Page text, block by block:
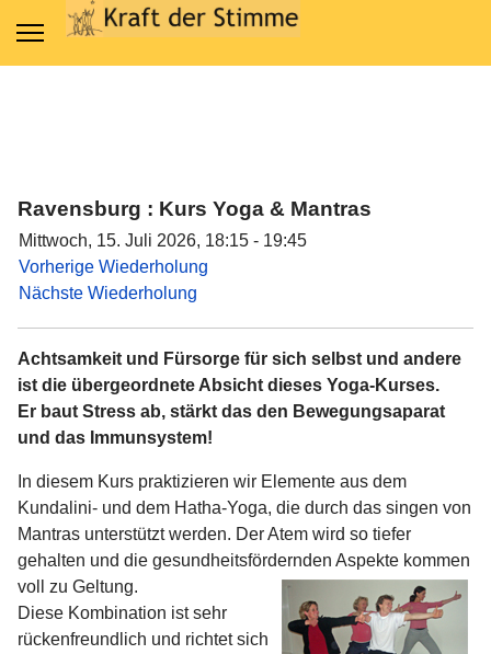
Ravensburg : Kurs Yoga & Mantras
Mittwoch, 15. Juli 2026, 18:15 - 19:45
Vorherige Wiederholung
Nächste Wiederholung
Achtsamkeit und Fürsorge für sich selbst und andere
ist die übergeordnete Absicht dieses Yoga-Kurses.
Er baut Stress ab, stärkt das den Bewegungsaparat
und das Immunsystem!
In diesem Kurs praktizieren wir Elemente aus dem
Kundalini- und dem Hatha-Yoga, die durch das singen von
Mantras unterstützt werden. Der Atem wird so tiefer
gehalten und die gesundheitsfördernden Aspekte kommen
voll zu Geltung.
Diese Kombination ist sehr
rückenfreundlich und richtet sich